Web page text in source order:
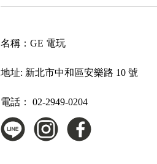
名稱： GE 電玩
地址: 新北市中和區安樂路 10 號
電話： 02-2949-0204